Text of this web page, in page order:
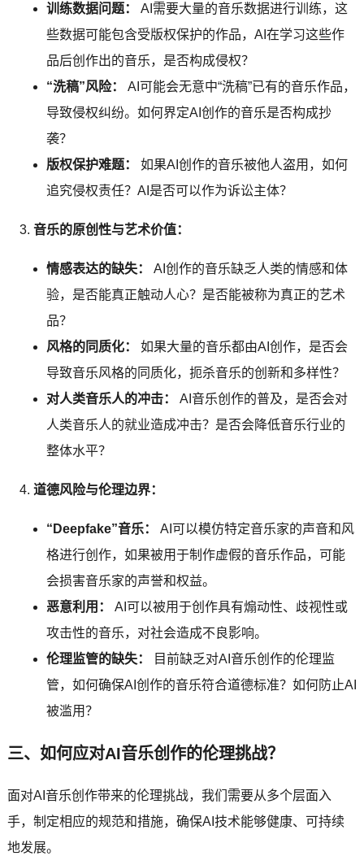
训练数据问题：
AI需要大量的音乐数据进行训练，这
些数据可能包含受版权保护的作品，AI在学习这些作
品后创作出的音乐，是否构成侵权？
“洗稿”风险：
AI可能会无意中“洗稿”已有的音乐作品，
导致侵权纠纷。如何界定AI创作的音乐是否构成抄
袭？
版权保护难题：
如果AI创作的音乐被他人盗用，如何
追究侵权责任？AI是否可以作为诉讼主体？
音乐的原创性与艺术价值：
情感表达的缺失：
AI创作的音乐缺乏人类的情感和体
验，是否能真正触动人心？是否能被称为真正的艺术
品？
风格的同质化：
如果大量的音乐都由AI创作，是否会
导致音乐风格的同质化，扼杀音乐的创新和多样性？
对人类音乐人的冲击：
AI音乐创作的普及，是否会对
人类音乐人的就业造成冲击？是否会降低音乐行业的
整体水平？
道德风险与伦理边界：
“Deepfake”音乐：
AI可以模仿特定音乐家的声音和风
格进行创作，如果被用于制作虚假的音乐作品，可能
会损害音乐家的声誉和权益。
恶意利用：
AI可以被用于创作具有煽动性、歧视性或
攻击性的音乐，对社会造成不良影响。
伦理监管的缺失：
目前缺乏对AI音乐创作的伦理监
管，如何确保AI创作的音乐符合道德标准？如何防止AI
被滥用？
三、如何应对AI音乐创作的伦理挑战？
面对AI音乐创作带来的伦理挑战，我们需要从多个层面入
手，制定相应的规范和措施，确保AI技术能够健康、可持续
地发展。